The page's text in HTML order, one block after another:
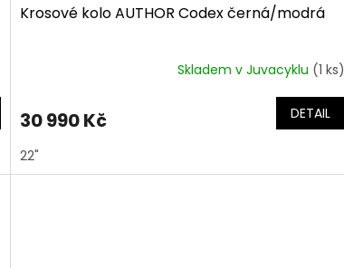
Krosové kolo AUTHOR Codex černá/modrá
Skladem v Juvacyklu (1 ks)
30 990 Kč DETAIL
22"